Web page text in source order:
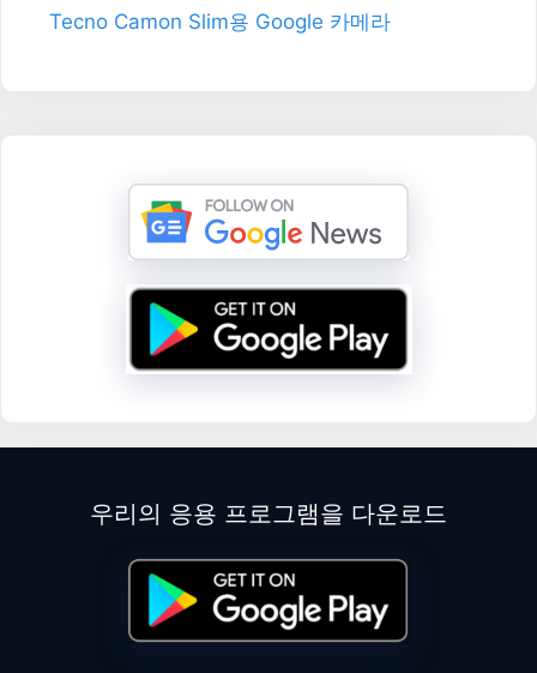
Tecno Camon Slim용 Google 카메라
우리의 응용 프로그램을 다운로드